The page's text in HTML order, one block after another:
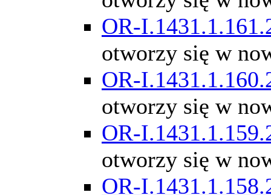
OR-
otworzy się w
OR-
otworzy się w
OR-
otworzy się w
OR-